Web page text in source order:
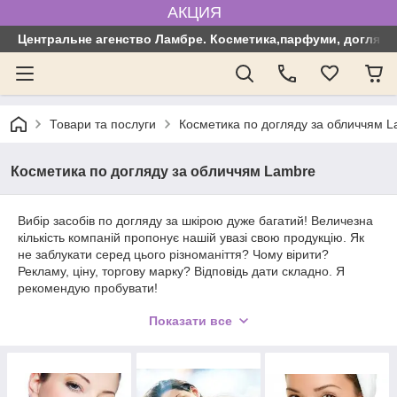
АКЦИЯ
Центральне агенство Ламбре. Косметика,парфуми, догляд
Товари та послуги Косметика по догляду за обличчям
Косметика по догляду за обличчям Lambre
Вибір засобів по догляду за шкірою дуже багатий! Величезна
кількість компаній пропонує нашій увазі свою продукцію. Як
не заблукати серед цього різноманіття? Чому вірити?
Рекламу, ціну, торгову марку? Відповідь дати складно. Я
рекомендую пробувати!
Тим, хто дає возможнсть все випробувати перш, ніж
Показати все